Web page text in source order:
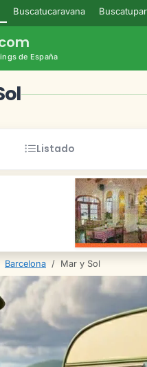
Buscatucaravana
de España
Listado
Barcelona / Mar y Sol